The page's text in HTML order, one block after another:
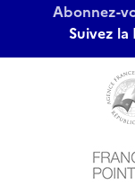
Abonnez-
Suivez la